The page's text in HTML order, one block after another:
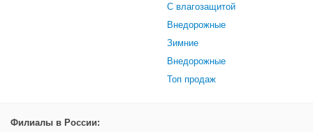
С влагозащитой
Внедорожные
Зимние
Внедорожные
Топ продаж
Филиалы в России: